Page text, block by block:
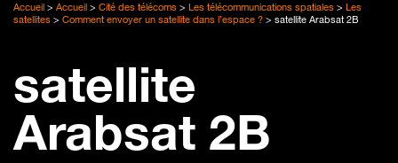
Accueil > Accueil > Cité des télécoms > Les télécommunications spatiales > Les
satellites > Comment envoyer un satellite dans l’espace ? > satellite Arabsat 2B
satellite
Arabsat 2B